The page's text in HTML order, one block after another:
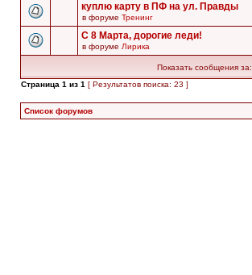
куплю карту в ПФ на ул. Правды
в форуме Тренинг
С 8 Марта, дорогие леди!
в форуме Лирика
Показать сообщения за:
Страница 1 из 1 [ Результатов поиска: 23 ]
Список форумов